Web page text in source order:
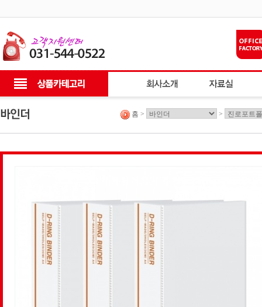
홈 > >